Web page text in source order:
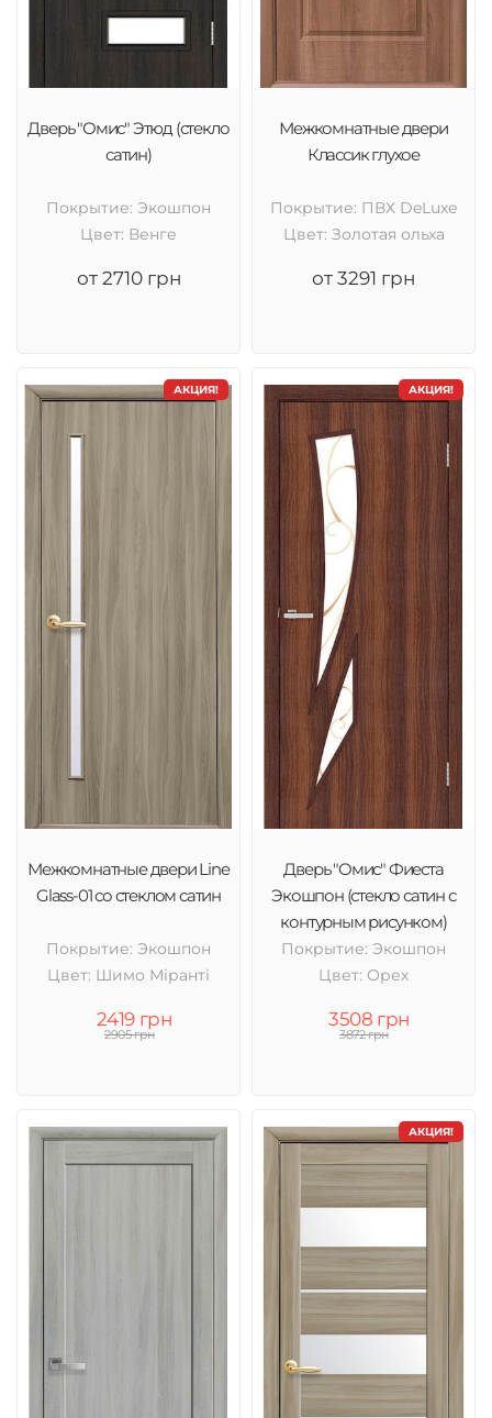
Дверь "Омис" Этюд (стекло
сатин)
Покрытие: Экошпон
Цвет: Венге
от 2710 грн
Межкомнатные двери
Классик глухое
Покрытие: ПВХ DeLuxe
Цвет: Золотая ольха
от 3291 грн
АКЦИЯ!
Межкомнатные двери Line
Glass-01 со стеклом сатин
Покрытие: Экошпон
Цвет: Шимо Міранті
2419 грн
2905 грн
АКЦИЯ!
Дверь "Омис" Фиеста
Экошпон (стекло сатин с
контурным рисунком)
Покрытие: Экошпон
Цвет: Орех
3508 грн
3872 грн
АКЦИЯ!